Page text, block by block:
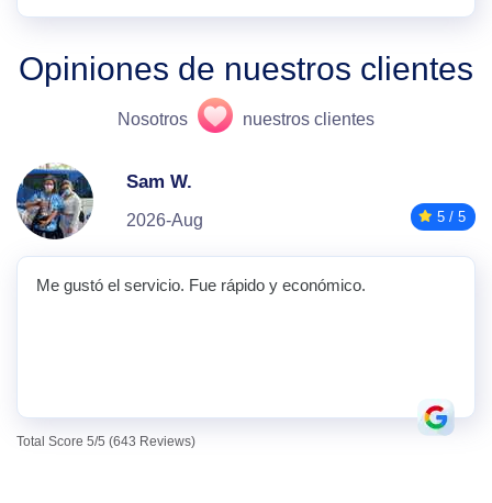
Opiniones de nuestros clientes
Nosotros nuestros clientes
Sam W.
2026-Aug 5 / 5
Me gustó el servicio. Fue rápido y económico.
Total Score 5/5 (643 Reviews)